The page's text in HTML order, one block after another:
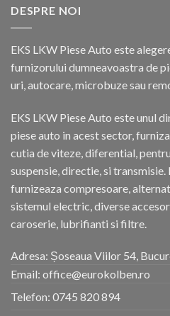
DESPRE NOI
EKS LKW Piese Auto este
furnizorului dumneavoastra de
uri, autocare, microbuze sau
EKS LKW Piese Auto este unul
piese auto in acest sector,
cutia de viteze, diferential,
suspensie, directie, si transmisie.
furnizeaza compresoare,
sistemul electric, diverse
caroserie, lubrifianti si filtre.
Adresa: Șoseaua Viilor 54,
Email: office@eurokolben.ro
Telefon: 0745 820 894